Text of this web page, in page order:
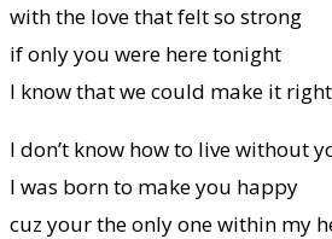
with the love that felt so strong
if only you were here tonight
I know that we could make it right
I don’t know how to live without
I was born to make you happy
cuz your the only one within my